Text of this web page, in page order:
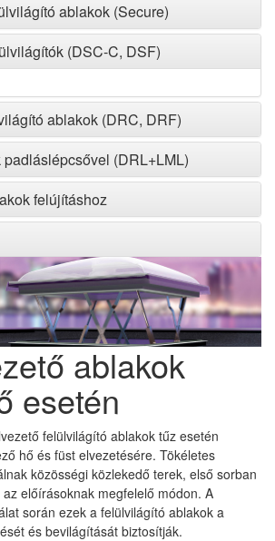
ablakok (Secure)
(DSC-C, DSF)
ablakok (DRC, DRF)
(DRL+LML)
felújításhoz
ablakok
esetén
felülvilágító ablakok tűz esetén
hő és füst elvezetésére. Tökéletes
közösségi közlekedő terek, első sorban
előírásoknak megfelelő módon. A
során ezek a felülvilágító ablakok a
és bevilágítását biztosítják.